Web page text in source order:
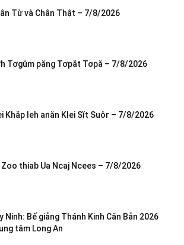
Từ và Chân Thật – 7/8/2026
Tơgŭm păng Tơpăt Tơpă – 7/8/2026
Khăp leh anăn Klei Sĭt Suôr – 7/8/2026
Zoo thiab Ua Ncaj Ncees – 7/8/2026
Ninh: Bế giảng Thánh Kinh Căn Bản 2026
tâm Long An